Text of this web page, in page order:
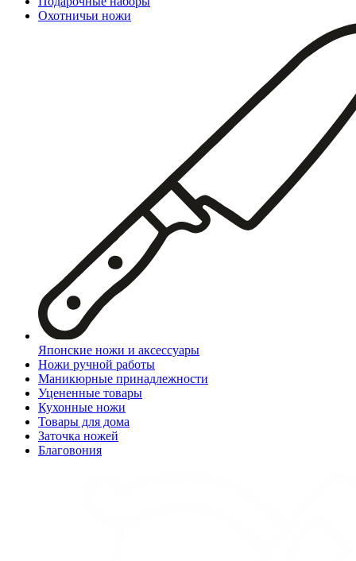
Охотничьи ножи
Японские ножи и аксессуары
Ножи ручной работы
Маникюрные принадлежности
Уцененные товары
Кухонные ножи
Товары для дома
Заточка ножей
Благовония